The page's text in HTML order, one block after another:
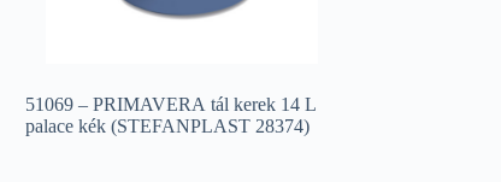
51069 – PRIMAVERA tál kerek 14 L
palace kék (STEFANPLAST 28374)